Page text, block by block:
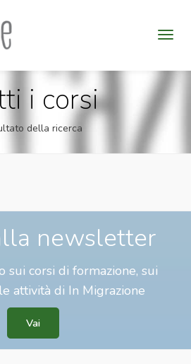
i corsi
della ricerca
newsletter
sui corsi di formazione, sui
attività di In Migrazione
Vai